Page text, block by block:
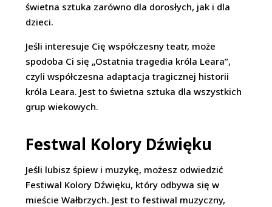
świetna sztuka zarówno dla dorosłych, jak i dla
dzieci.
Jeśli interesuje Cię współczesny teatr, może
spodoba Ci się „Ostatnia tragedia króla Leara”,
czyli współczesna adaptacja tragicznej historii
króla Leara. Jest to świetna sztuka dla wszystkich
grup wiekowych.
Festwal Kolory Dźwięku
Jeśli lubisz śpiew i muzykę, możesz odwiedzić
Festiwal Kolory Dźwięku, który odbywa się w
mieście Wałbrzych. Jest to festiwal muzyczny,